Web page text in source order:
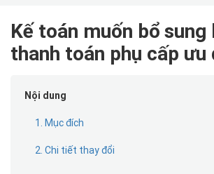
Kế toán muốn bổ sung
thanh toán phụ cấp ưu
Nội dung
1. Mục đích
2. Chi tiết thay đổi